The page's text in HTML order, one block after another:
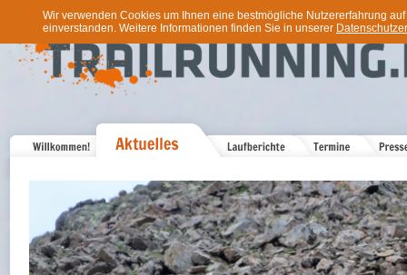
Wir verwenden Cookies um Ihnen eine bestmögliche Nutzererfahrung
einverstanden. Weitere Informationen finden Sie in unserer